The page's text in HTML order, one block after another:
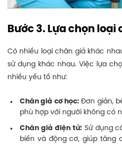
Bước 3. Lựa chọn
Có nhiều loại chân giả khác
sử dụng khác nhau. Việc lựa
nhiều yếu tố như:
Chân giả cơ học: Đơn giản,
phù hợp với người không có
Chân giả điện tử:Sử dụng
biến và động cơ, giúp tăng